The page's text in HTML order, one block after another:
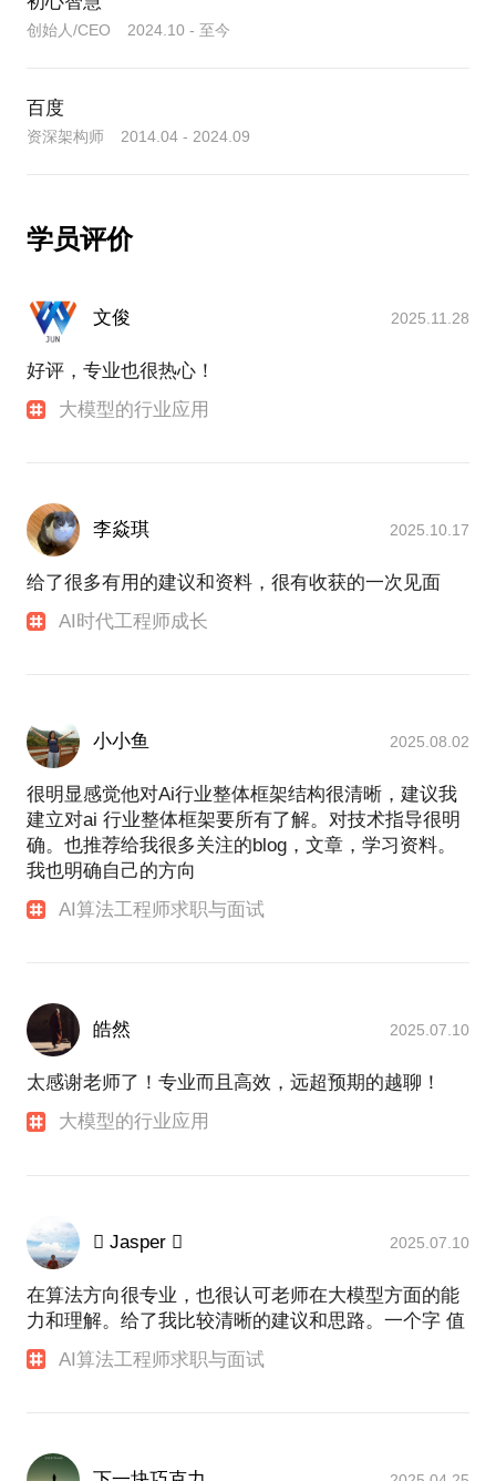
创始人/CEO 2024.10 - 至今
百度
资深架构师 2014.04 - 2024.09
学员评价
文俊 2025.11.28
好评，专业也很热心！
大模型的行业应用
李焱琪 2025.10.17
给了很多有用的建议和资料，很有收获的一次见面
AI时代工程师成长
小小鱼 2025.08.02
很明显感觉他对Ai行业整体框架结构很清晰，建议我
建立对ai 行业整体框架要所有了解。对技术指导很明
确。也推荐给我很多关注的blog，文章，学习资料。
我也明确自己的方向
AI算法工程师求职与面试
皓然 2025.07.10
太感谢老师了！专业而且高效，远超预期的越聊！
大模型的行业应用
 Jasper  2025.07.10
在算法方向很专业，也很认可老师在大模型方面的能
力和理解。给了我比较清晰的建议和思路。一个字 值
AI算法工程师求职与面试